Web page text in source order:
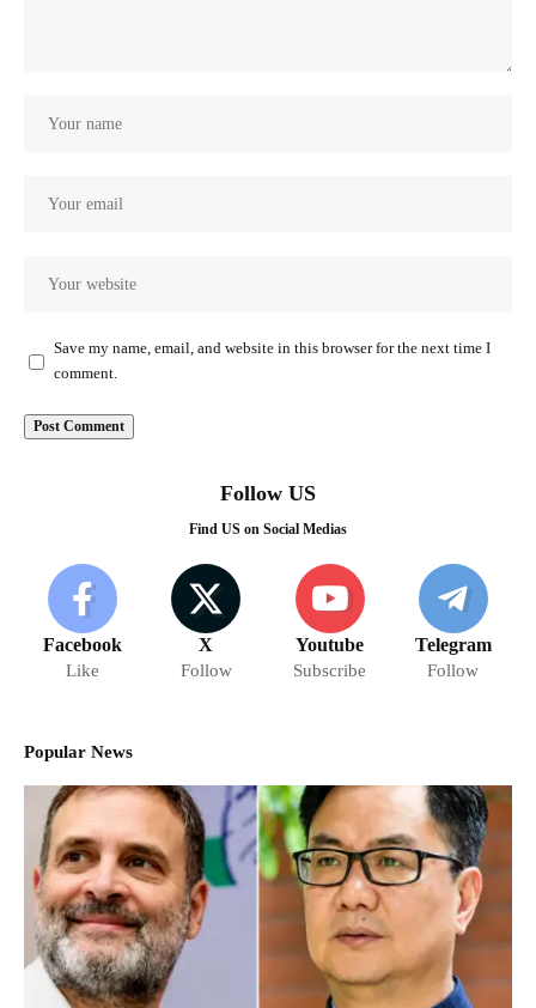
Save my name, email, and website in this browser for the next time I
comment.
Follow US
Find US on Social Medias
Facebook
Like
X
Follow
Youtube
Subscribe
Telegram
Follow
Popular News